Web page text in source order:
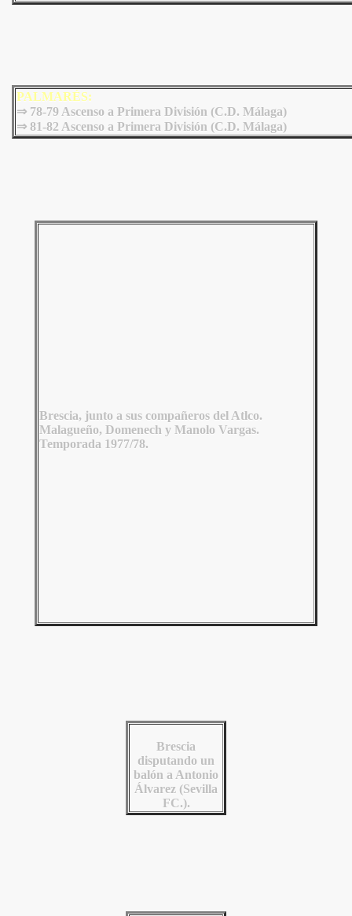
PALMARÉS:
⇒ 78-79 Ascenso a Primera División (C.D. Málaga)
⇒ 81-82 Ascenso a Primera División (C.D. Málaga)
Brescia, junto a sus compañeros del Atlco.
Malagueño, Domenech y Manolo Vargas.
Temporada 1977/78.
Brescia
disputando un
balón a Antonio
Álvarez (Sevilla
FC.).